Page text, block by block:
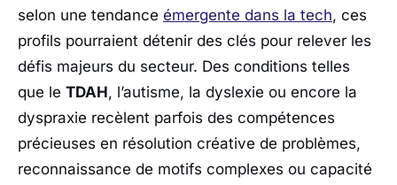
selon une tendance émergente dans la tech, ces
profils pourraient détenir des clés pour relever les
défis majeurs du secteur. Des conditions telles
que le TDAH, l’autisme, la dyslexie ou encore la
dyspraxie recèlent parfois des compétences
précieuses en résolution créative de problèmes,
reconnaissance de motifs complexes ou capacité